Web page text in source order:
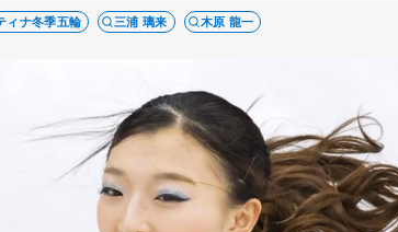
ィナ冬季五輪 三浦 璃来 木原 龍一